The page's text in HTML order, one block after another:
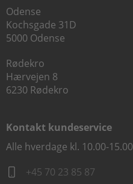
Odense
Kochsgade 31D
5000 Odense
Rødekro
Hærvejen 8
6230 Rødekro
Kontakt kundeservice
Alle hverdage kl. 10.00-15.00
+45 70 23 85 87